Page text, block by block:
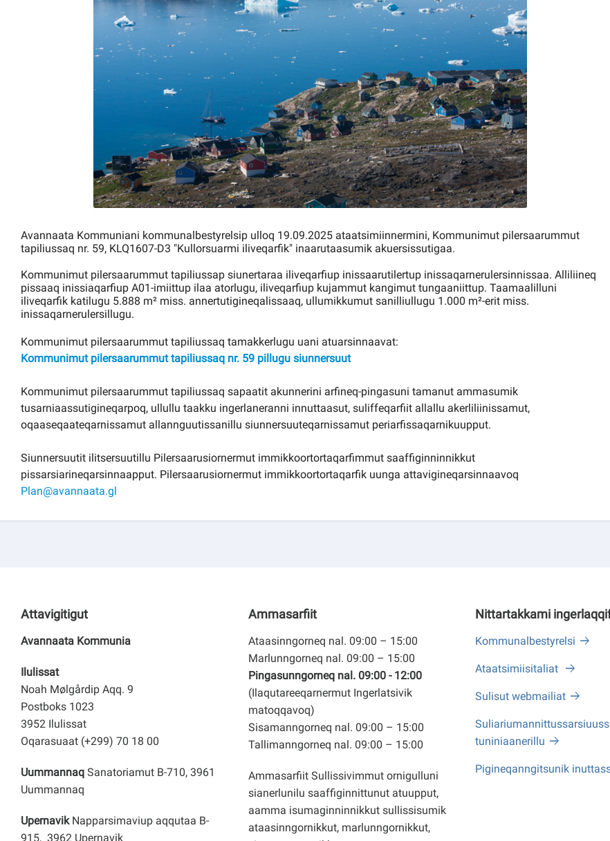
Avannaata Kommuniani kommunalbestyrelsip ulloq 19.09.2025 ataatsimiinnermini, Kommunimut pilersaarummut
tapiliussaq nr. 59, KLQ1607-D3 "Kullorsuarmi iliveqarfik" inaarutaasumik akuersissutigaa.
Kommunimut pilersaarummut tapiliussap siunertaraa iliveqarfiup inissaarutilertup inissaqarnerulersinnissaa. Alliliineq
pissaaq inissiaqarfiup A01-imiittup ilaa atorlugu, iliveqarfiup kujammut kangimut tungaaniittup. Taamaalilluni
iliveqarfik katilugu 5.888 m² miss. annertutigineqalissaaq, ullumikkumut sanilliullugu 1.000 m²-erit miss.
inissaqarnerulersillugu.
Kommunimut pilersaarummut tapiliussaq tamakkerlugu uani atuarsinnaavat:
Kommunimut pilersaarummut tapiliussaq nr. 59 pillugu siunnersuut
Kommunimut pilersaarummut tapiliussaq sapaatit akunnerini arfineq-pingasuni tamanut ammasumik
tusarniaassutigineqarpoq, ullullu taakku ingerlaneranni innuttaasut, suliffeqarfiit allallu akerliliinissamut,
oqaaseqaateqarnissamut allannguutissanillu siunnersuuteqarnissamut periarfissaqarnikuupput.
Siunnersuutit ilitsersuutillu Pilersaarusiornermut immikkoortortaqarfimmut saaffiginninnikkut
pissarsiarineqarsinnaapput. Pilersaarusiornermut immikkoortortaqarfik uunga attavigineqarsinnaavoq
Plan@avannaata.gl
Attavigitigut
Avannaata Kommunia
Ilulissat
Noah Mølgårdip Aqq. 9
Postboks 1023
3952 Ilulissat
Oqarasuaat (+299) 70 18 00
Uummannaq Sanatoriamut B-710, 3961
Uummannaq
Upernavik Napparsimaviup aqqutaa B-
915, 3962 Upernavik
Ammasarfiit
Ataasinngorneq nal. 09:00 – 15:00
Marlunngorneq nal. 09:00 – 15:00
Pingasunngorneq nal. 09:00 - 12:00
(Ilaqutareeqarnermut Ingerlatsivik
matoqqavoq)
Sisamanngorneq nal. 09:00 – 15:00
Tallimanngorneq nal. 09:00 – 15:00
Ammasarfiit Sullissivimmut ornigulluni
sianerlunilu saaffiginnittunut atuupput,
aamma isumaginninnikkut sullissisumik
ataasinngornikkut, marlunngornikkut,
Nittartakkami
Kommunalbestyrelsi
Ataatsimiisitaliat
Sulisut webmailiat
tuniniaanerillu
Pigineqanngitsunik